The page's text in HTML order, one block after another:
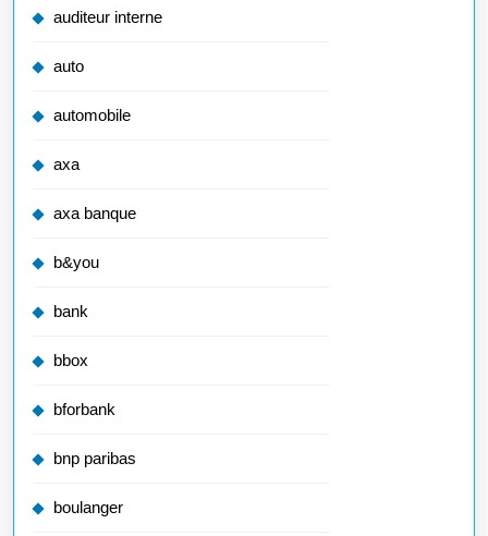
auditeur interne
auto
automobile
axa
axa banque
b&you
bank
bbox
bforbank
bnp paribas
boulanger